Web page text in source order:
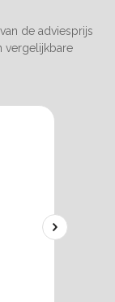
de adviesprijs
vergelijkbare